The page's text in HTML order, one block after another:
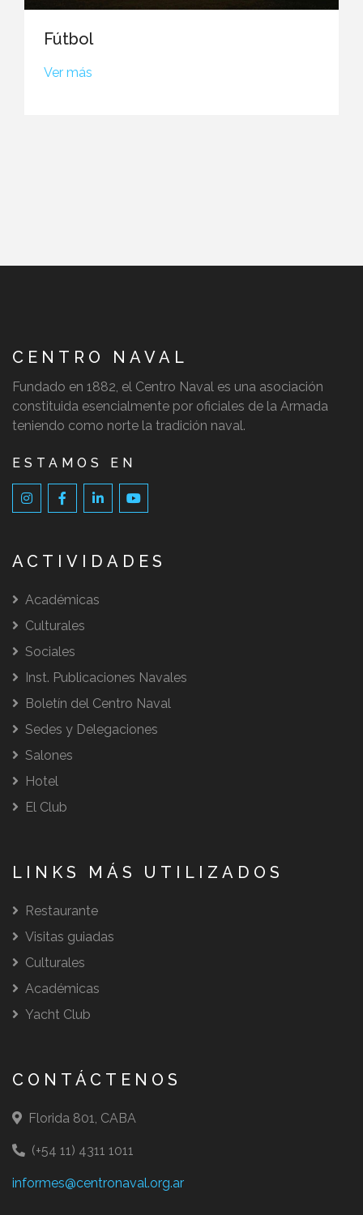
Fútbol
Ver más
CENTRO NAVAL
Fundado en 1882, el Centro Naval es una asociación
constituida esencialmente por oficiales de la Armada
teniendo como norte la tradición naval.
ESTAMOS EN
ACTIVIDADES
Académicas
Culturales
Sociales
Inst. Publicaciones Navales
Boletín del Centro Naval
Sedes y Delegaciones
Salones
Hotel
El Club
LINKS MÁS UTILIZADOS
Restaurante
Visitas guiadas
Culturales
Académicas
Yacht Club
CONTÁCTENOS
Florida 801, CABA
(+54 11) 4311 1011
informes@centronaval.org.ar